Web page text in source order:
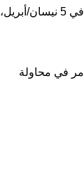
وانتشلت طواقم الدفاع المدني في مدينة حيفا في شمال إسرائيل قتيلين من تحت أنقاض مبنى أصابه صاروخ أطلق من إيران في 5 نيسان/أبريل،
في محاولة